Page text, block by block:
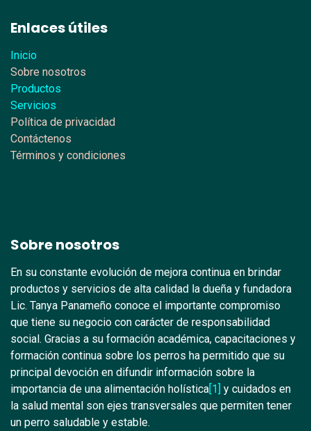
Enlaces útiles
Inicio
Sobre nosotros
Productos
Servicios
Política de privacidad
Contáctenos
Términos y condiciones
Sobre nosotros
En su constante evolución de mejora continua en brindar
productos y servicios de alta calidad la dueña y fundadora
Lic. Tanya Panameño conoce el importante compromiso
que tiene su negocio con carácter de responsabilidad
social. Gracias a su formación académica, capacitaciones y
formación continua sobre los perros ha permitido que su
principal devoción en difundir información sobre la
importancia de una alimentación holística[1] y cuidados en
la salud mental son ejes transversales que permiten tener
un perro saludable y estable.